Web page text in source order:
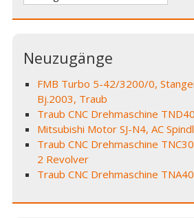
Neuzugänge
FMB Turbo 5-42/3200/0,
Bj.2003, Traub
Traub CNC Drehmaschine
Mitsubishi Motor SJ-N4, AC
Traub CNC Drehmaschine
2 Revolver
Traub CNC Drehmaschine